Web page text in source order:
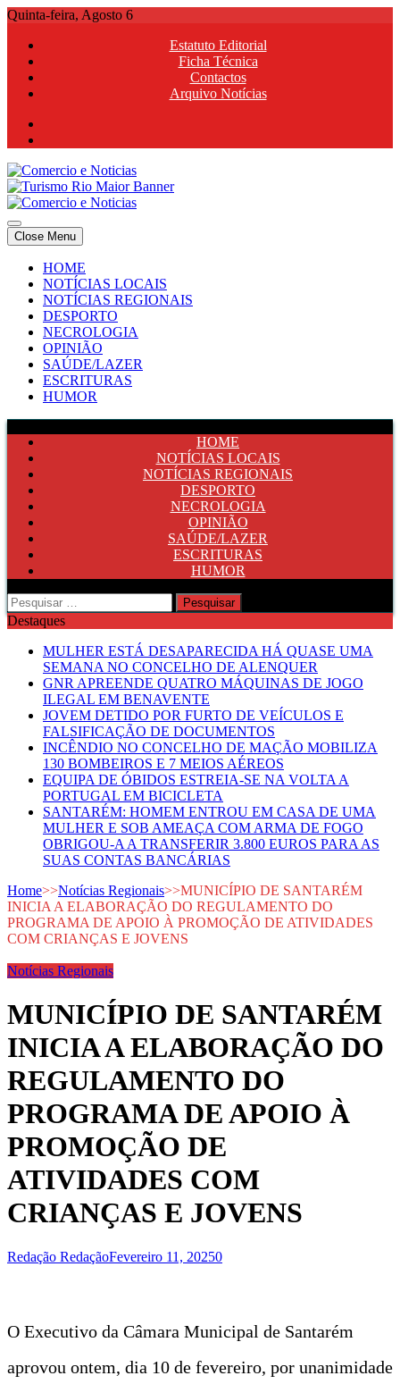
Skip
content
Quinta-feira, Agosto 6
Estatuto Editorial
Ficha Técnica
Contactos
Arquivo Notícias
Comercio e Noticias
Notícias e Publicidade Online
Comercio e Noticias
Notícias e Publicidade Online
Close Menu
HOME
NOTÍCIAS LOCAIS
NOTÍCIAS REGIONAIS
DESPORTO
NECROLOGIA
OPINIÃO
SAÚDE/LAZER
ESCRITURAS
HUMOR
HOME
NOTÍCIAS LOCAIS
NOTÍCIAS REGIONAIS
DESPORTO
NECROLOGIA
OPINIÃO
SAÚDE/LAZER
ESCRITURAS
HUMOR
Pesquisar
por:
Destaques
MULHER ESTÁ DESAPARECIDA HÁ QUASE UMA
SEMANA NO CONCELHO DE ALENQUER
GNR APREENDE QUATRO MÁQUINAS DE JOGO
ILEGAL EM BENAVENTE
JOVEM DETIDO POR FURTO DE VEÍCULOS E
FALSIFICAÇÃO DE DOCUMENTOS
INCÊNDIO NO CONCELHO DE MAÇÃO MOBILIZA
130 BOMBEIROS E 7 MEIOS AÉREOS
EQUIPA DE ÓBIDOS ESTREIA-SE NA VOLTA A
PORTUGAL EM BICICLETA
SANTARÉM: HOMEM ENTROU EM CASA DE UMA
MULHER E SOB AMEAÇA COM ARMA DE FOGO
OBRIGOU-A A TRANSFERIR 3.800 EUROS PARA AS
SUAS CONTAS BANCÁRIAS
Home>>Notícias Regionais>>MUNICÍPIO DE SANTARÉM
INICIA A ELABORAÇÃO DO REGULAMENTO DO
PROGRAMA DE APOIO À PROMOÇÃO DE ATIVIDADES
COM CRIANÇAS E JOVENS
Notícias Regionais
MUNICÍPIO DE SANTARÉM
INICIA A ELABORAÇÃO DO
REGULAMENTO DO
PROGRAMA DE APOIO À
PROMOÇÃO DE
ATIVIDADES COM
CRIANÇAS E JOVENS
Redação RedaçãoFevereiro 11, 20250
O Executivo da Câmara Municipal de Santarém
aprovou ontem, dia 10 de fevereiro, por unanimidade